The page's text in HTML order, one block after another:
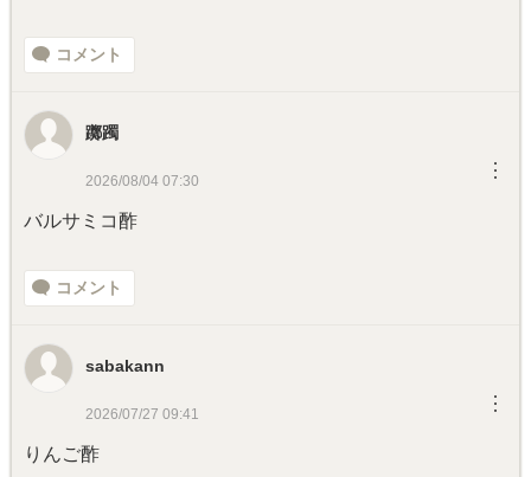
コメント
躑躅
2026/08/04 07:30 ︙
バルサミコ酢
コメント
sabakann
2026/07/27 09:41 ︙
りんご酢